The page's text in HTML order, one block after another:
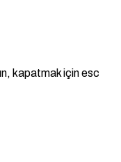
kapatmak için esc